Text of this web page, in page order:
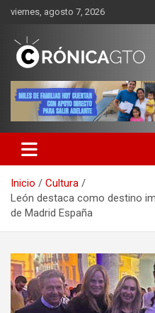
Saltar
contenido
viernes, agosto 7, 2026
CRONICA
Inicio
Cultura
León destaca como destino
de Madrid España